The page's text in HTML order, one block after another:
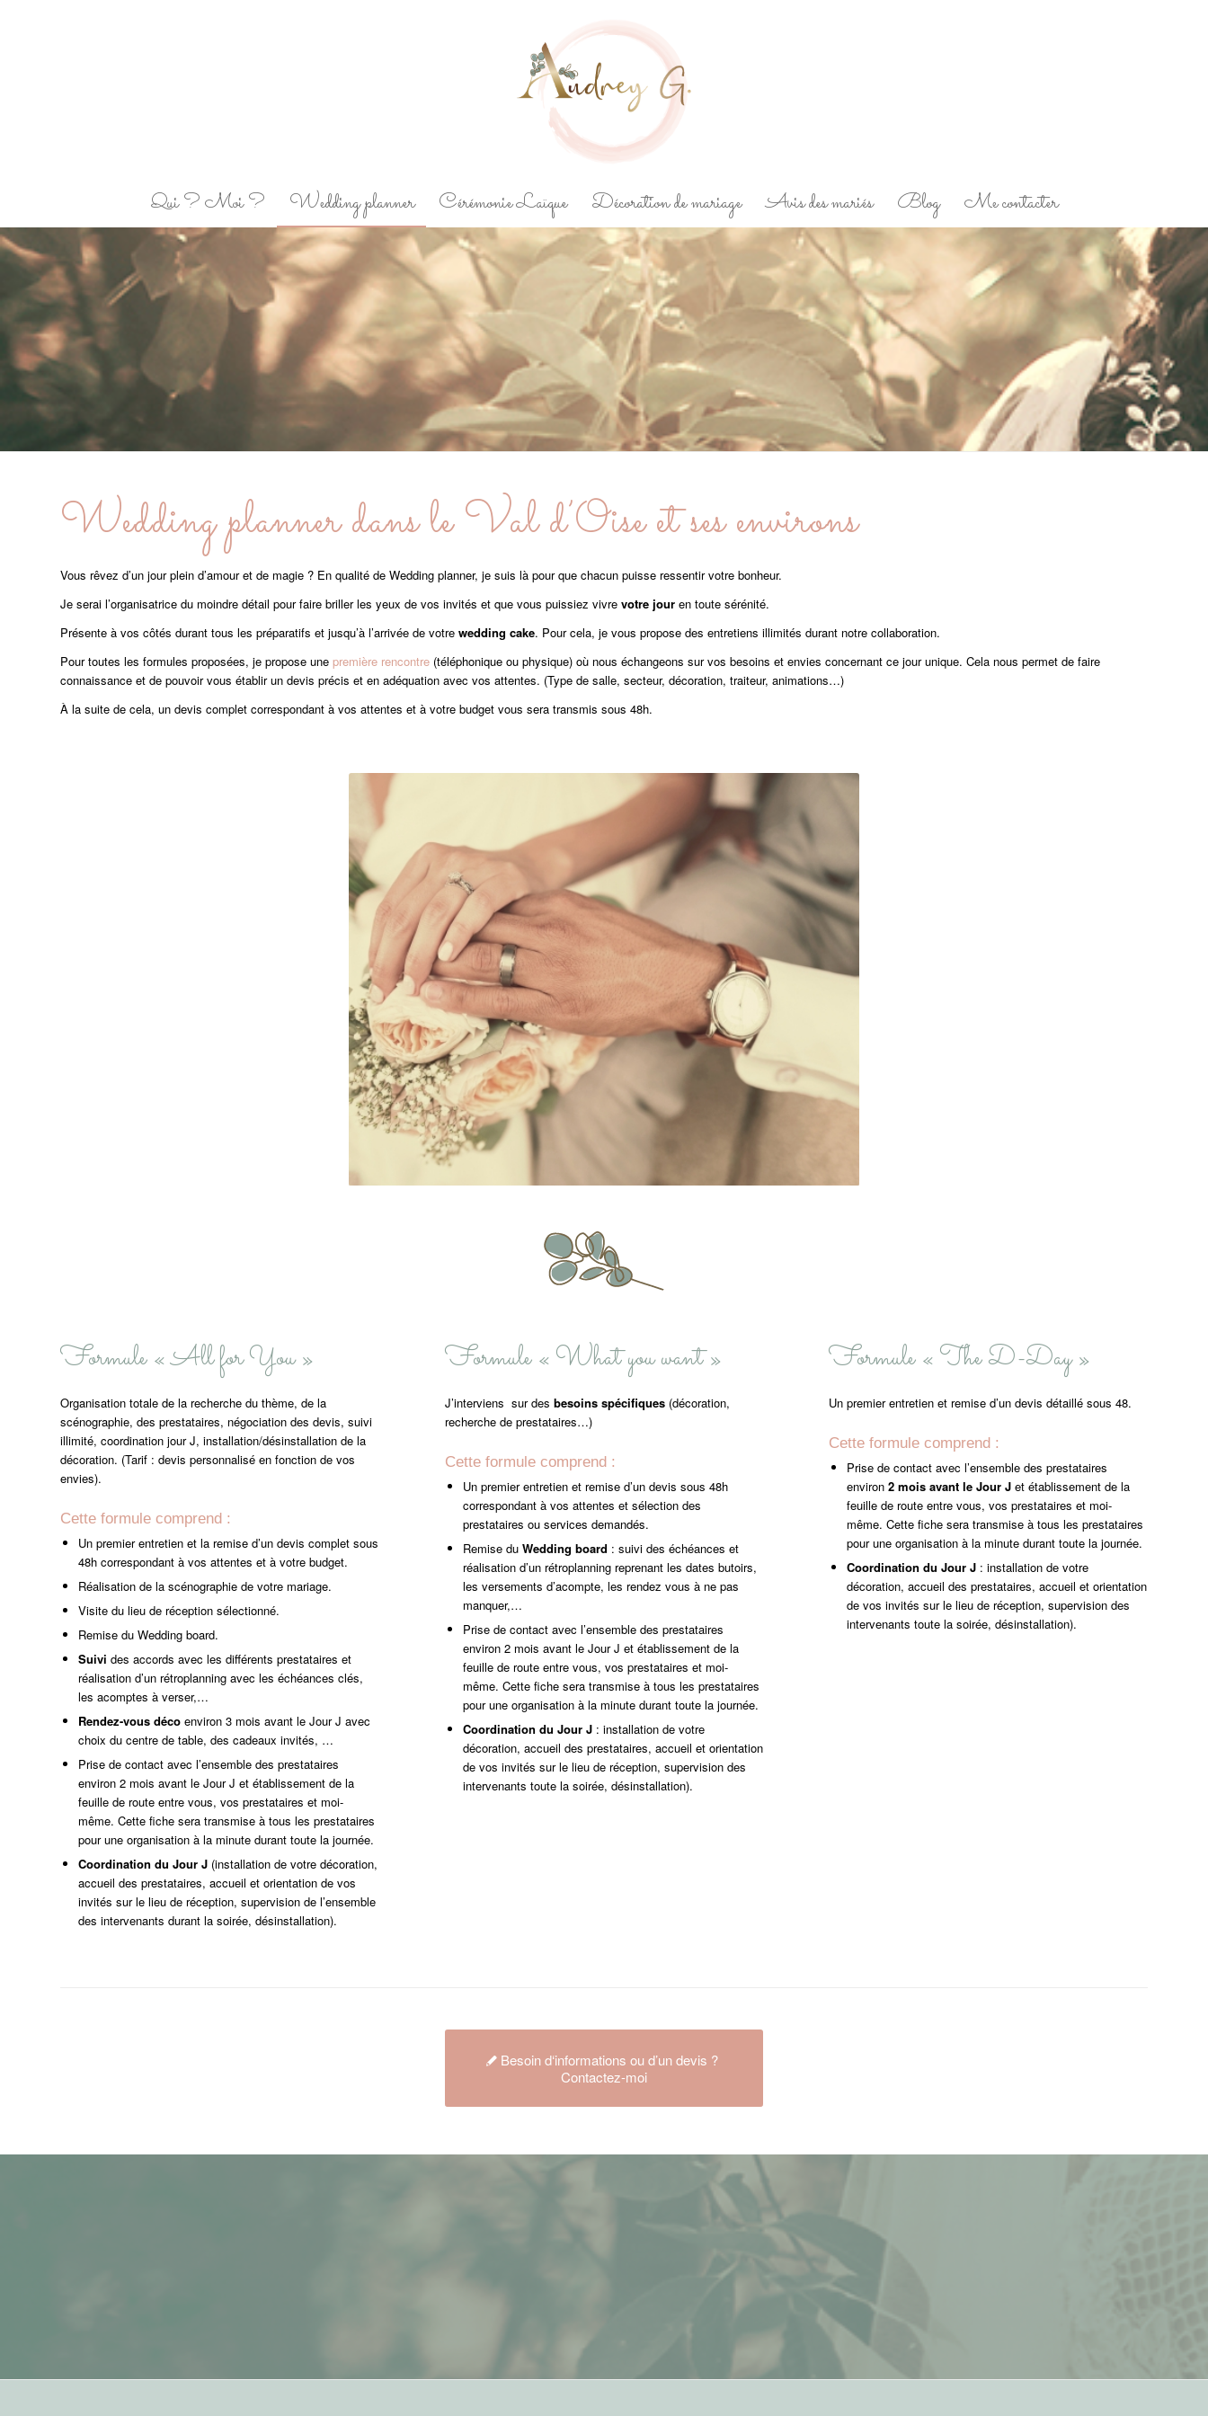
Qui ? Moi ? Wedding planner Cérémonie Laïque Décoration de mariage Avis des mariés Blog Me contacter
Wedding planner dans le Val d’Oise et ses environs
Vous rêvez d’un jour plein d’amour et de magie ? En qualité de Wedding planner, je suis là pour que chacun puisse ressentir votre bonheur.
Je serai l’organisatrice du moindre détail pour faire briller les yeux de vos invités et que vous puissiez vivre votre jour en toute sérénité.
Présente à vos côtés durant tous les préparatifs et jusqu’à l’arrivée de votre wedding cake. Pour cela, je vous propose des entretiens illimités durant notre collaboration.
Pour toutes les formules proposées, je propose une première rencontre (téléphonique ou physique) où nous échangeons sur vos besoins et envies concernant ce jour unique. Cela nous permet de faire
connaissance et de pouvoir vous établir un devis précis et en adéquation avec vos attentes. (Type de salle, secteur, décoration, traiteur, animations…)
À la suite de cela, un devis complet correspondant à vos attentes et à votre budget vous sera transmis sous 48h.
Formule « All for You »
Organisation totale de la recherche du thème, de la
scénographie, des prestataires, négociation des devis, suivi
illimité, coordination jour J, installation/désinstallation de la
décoration. (Tarif : devis personnalisé en fonction de vos
envies).
Cette formule comprend :
Un premier entretien et la remise d’un devis complet sous
48h correspondant à vos attentes et à votre budget.
Réalisation de la scénographie de votre mariage.
Visite du lieu de réception sélectionné.
Remise du Wedding board.
Suivi des accords avec les différents prestataires et
réalisation d’un rétroplanning avec les échéances clés,
les acomptes à verser,…
Rendez-vous déco environ 3 mois avant le Jour J avec
choix du centre de table, des cadeaux invités, …
Prise de contact avec l’ensemble des prestataires
environ 2 mois avant le Jour J et établissement de la
feuille de route entre vous, vos prestataires et moi-
même. Cette fiche sera transmise à tous les prestataires
pour une organisation à la minute durant toute la journée.
Coordination du Jour J (installation de votre décoration,
accueil des prestataires, accueil et orientation de vos
invités sur le lieu de réception, supervision de l’ensemble
des intervenants durant la soirée, désinstallation).
Formule « What you want »
J’interviens sur des besoins spécifiques(décoration,
recherche de prestataires…)
Cette formule comprend :
Un premier entretien et remise d’un devis sous 48h
correspondant à vos attentes et sélection des
prestataires ou services demandés.
Remise du Wedding board : suivi des échéances et
réalisation d’un rétroplanning reprenant les dates butoirs,
les versements d’acompte, les rendez vous à ne pas
manquer,…
Prise de contact avec l’ensemble des prestataires
environ 2 mois avant le Jour J et établissement de la
feuille de route entre vous, vos prestataires et moi-
même. Cette fiche sera transmise à tous les prestataires
pour une organisation à la minute durant toute la journée.
Coordination du Jour J: installation de votre
décoration, accueil des prestataires, accueil et orientation
de vos invités sur le lieu de réception, supervision des
intervenants toute la soirée, désinstallation).
Formule « The D-Day »
Un premier entretien et remise d’un devis détaillé sous 48.
Cette formule comprend :
Prise de contact avec l’ensemble des prestataires
environ2 mois avant le Jour J et établissement de la
feuille de route entre vous, vos prestataires et moi-
même. Cette fiche sera transmise à tous les prestataires
pour une organisation à la minute durant toute la journée.
Coordination du Jour J : installation de votre
décoration, accueil des prestataires, accueil et orientation
de vos invités sur le lieu de réception, supervision des
intervenants toute la soirée, désinstallation).
Besoin d‘informations ou d’un devis ?
Contactez-moi